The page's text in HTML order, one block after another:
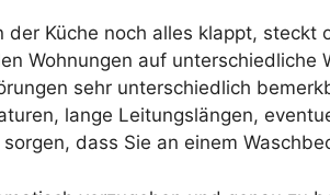
Küche noch alles klappt,
Wohnungen auf
sehr unterschiedlich
lange Leitungslängen,
dass Sie an einem